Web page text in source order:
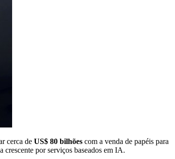
cerca de US$ 80 bilhões com a venda de papéis para
crescente por serviços baseados em IA.